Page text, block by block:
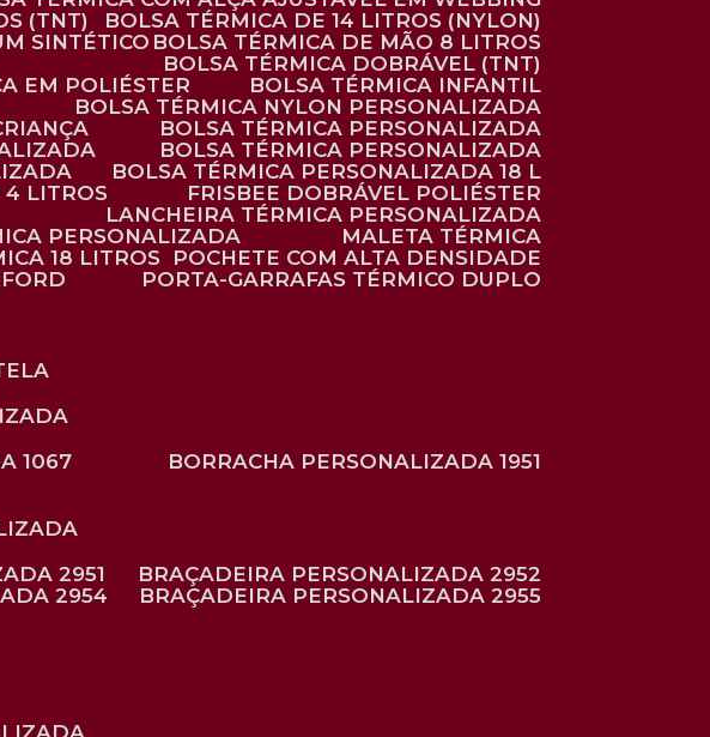
(TNT)
BOLSA TÉRMICA DE 14 LITROS (NYLON)
SINTÉTICO
BOLSA TÉRMICA DE MÃO 8 LITROS
BOLSA TÉRMICA DOBRÁVEL (TNT)
EM POLIÉSTER
BOLSA TÉRMICA INFANTIL
BOLSA TÉRMICA NYLON PERSONALIZADA
BOLSA TÉRMICA PERSONALIZADA
BOLSA TÉRMICA PERSONALIZADA
BOLSA TÉRMICA PERSONALIZADA 18 L
4 LITROS
FRISBEE DOBRÁVEL POLIÉSTER
LANCHEIRA TÉRMICA PERSONALIZADA
PERSONALIZADA
MALETA TÉRMICA
18 LITROS
POCHETE COM ALTA DENSIDADE
PORTA-GARRAFAS TÉRMICO DUPLO
1067
BORRACHA PERSONALIZADA 1951
2951
BRAÇADEIRA PERSONALIZADA 2952
2954
BRAÇADEIRA PERSONALIZADA 2955